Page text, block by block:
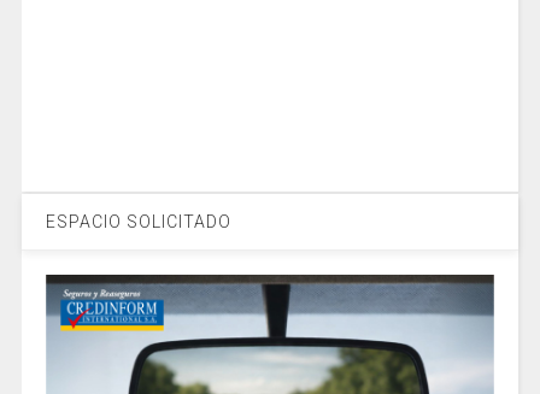
ESPACIO SOLICITADO